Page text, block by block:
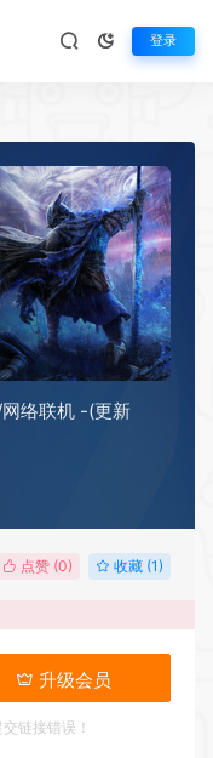
登录
络联机 -(更新
点赞 (0) 收藏 (1)
升级会员
链接错误！